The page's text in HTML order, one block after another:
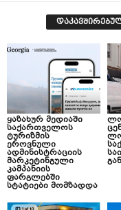
ყაზახურ მედიაში
საქართველოს
ტურიზმის
ეროვნული
ადმინისტრაციის
მარკეტინგული
კამპანიის
ფარგლებში
სტატიები მომზადდა